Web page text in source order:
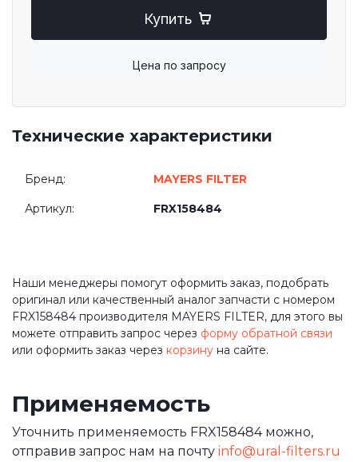
Купить
Цена по запросу
Технические характеристики
Бренд: MAYERS FILTER
Артикул: FRX158484
Наши менеджеры помогут оформить заказ, подобрать
оригинал или качественный аналог запчасти с номером
FRX158484 производителя MAYERS FILTER, для этого вы
можете отправить запрос через форму обратной связи
или оформить заказ через корзину на сайте.
Применяемость
Уточнить применяемость FRX158484 можно,
отправив запрос нам на почту info@ural-filters.ru